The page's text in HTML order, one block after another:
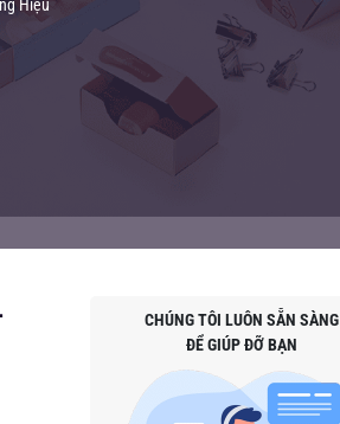
Hiệu
CHÚNG TÔI LUÔN SẴN SÀNG
ĐỂ GIÚP ĐỠ BẠN